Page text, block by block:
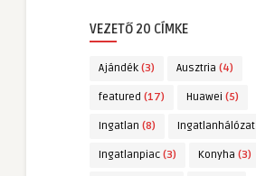
VEZETŐ 20 CÍMKE
Ajándék (3) Ausztria (4)
featured (17) Huawei (5)
Ingatlan (8) Ingatlanhálózat
Ingatlanpiac (3) Konyha (3)